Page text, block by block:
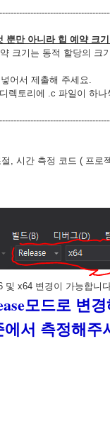
뿐만 아니라 힙 예약 크
크기는 동적 할당의 크
어서 제출해 주세요.
렉토리에 .c 파일이 하
, 시간 측정 코드 ( 프로
및 x64 변경이 가능합니
모드로 변
서 측정해주